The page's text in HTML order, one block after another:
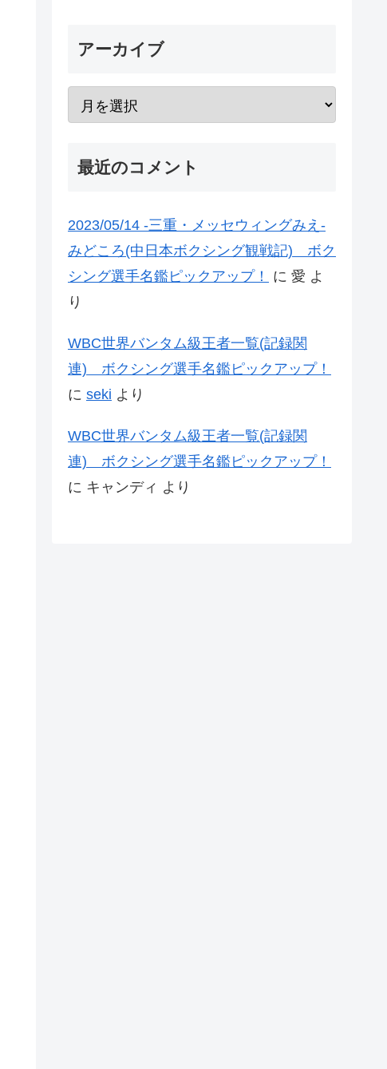
アーカイブ
最近のコメント
2023/05/14 -三重・メッセウィングみえ-
みどころ(中日本ボクシング観戦記) ボク
シング選手名鑑ピックアップ！
に 愛 よ
り
WBC世界バンタム級王者一覧(記録関
連) ボクシング選手名鑑ピックアップ！
に seki より
WBC世界バンタム級王者一覧(記録関
連) ボクシング選手名鑑ピックアップ！
に キャンディ より